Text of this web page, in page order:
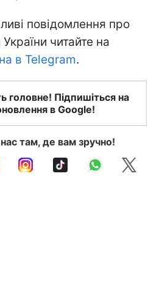
повідомлення про
України читайте на
в Telegram.
головне! Підпишіться на
в Google!
там, де вам зручно!